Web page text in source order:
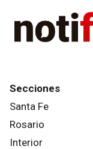
Secciones
Santa Fe
Rosario
Interior